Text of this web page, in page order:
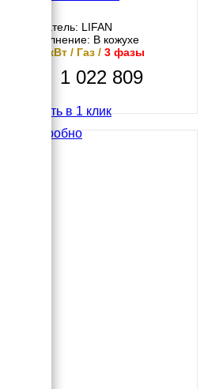
Двигатель: LIFAN
Исполнение: В кожухе
14.5 кВт / Газ / 3 фазы
1 022 809
Купить в 1 клик
Подробно